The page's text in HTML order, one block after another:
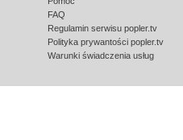
FAQ
Regulamin serwisu popler.tv
Polityka prywantości popler.tv
Warunki świadczenia usług